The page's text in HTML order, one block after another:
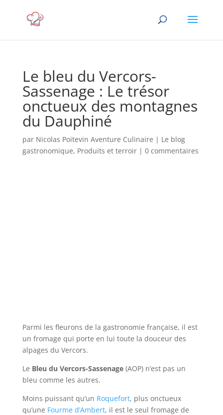
Le bleu du Vercors-
Sassenage : Le trésor
onctueux des montagnes
du Dauphiné
par Nicolas Poitevin Aventure Culinaire | Le blog
gastronomique, Produits et terroir| 0 commentaires
Parmi les fleurons de la gastronomie française, il est
un fromage qui porte en lui toute la douceur des
alpages du Vercors.
Le Bleu du Vercors-Sassenage(AOP) n’est pas un
bleu comme les autres.
Moins puissant qu’un Roquefort, plus onctueux
qu’une Fourme d’Ambert, il est le seul fromage de